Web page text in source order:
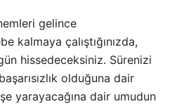
gelince
kalmaya çalıştığınızda,
hissedeceksiniz. Sürenizi
olduğuna dair
yarayacağına dair umudun